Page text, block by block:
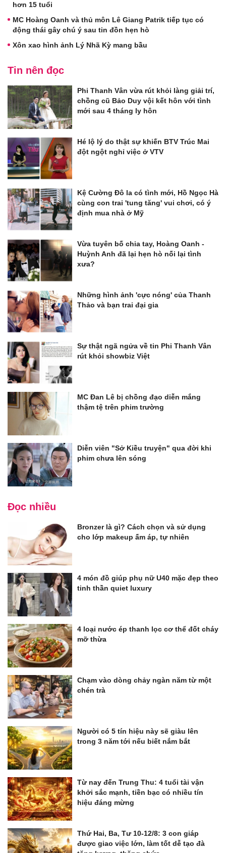
hơn 15 tuổi
MC Hoàng Oanh và thủ môn Lê Giang Patrik tiếp tục có
động thái gây chú ý sau tin đồn hẹn hò
Xôn xao hình ảnh Lý Nhã Kỳ mang bầu
Tin nên đọc
Phi Thanh Vân vừa rút khỏi làng giải trí,
chồng cũ Bảo Duy vội kết hôn với tình
mới sau 4 tháng ly hôn
Hé lộ lý do thật sự khiến BTV Trúc Mai
đột ngột nghỉ việc ở VTV
Kệ Cường Đô la có tình mới, Hồ Ngọc Hà
cùng con trai 'tung tăng' vui chơi, có ý
định mua nhà ở Mỹ
Vừa tuyên bố chia tay, Hoàng Oanh -
Huỳnh Anh đã lại hẹn hò nối lại tình
xưa?
Những hình ảnh 'cực nóng' của Thanh
Thảo và bạn trai đại gia
Sự thật ngã ngửa về tin Phi Thanh Vân
rút khỏi showbiz Việt
MC Đan Lê bị chồng đạo diễn mắng
thậm tệ trên phim trường
Diễn viên "Sở Kiều truyện" qua đời khi
phim chưa lên sóng
Đọc nhiều
Bronzer là gì? Cách chọn và sử dụng
cho lớp makeup ấm áp, tự nhiên
4 món đồ giúp phụ nữ U40 mặc đẹp theo
tinh thần quiet luxury
4 loại nước ép thanh lọc cơ thể đốt cháy
mỡ thừa
Chạm vào dòng chảy ngàn năm từ một
chén trà
Người có 5 tín hiệu này sẽ giàu lên
trong 3 năm tới nếu biết nắm bắt
Từ nay đến Trung Thu: 4 tuổi tài vận
khởi sắc mạnh, tiền bạc có nhiều tín
hiệu đáng mừng
Thứ Hai, Ba, Tư 10-12/8: 3 con giáp
được giao việc lớn, làm tốt dễ tạo đà